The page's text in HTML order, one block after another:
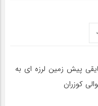
پیش زمین لرزه ای به